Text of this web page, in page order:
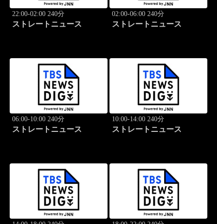
22:00-02:00 240分
ストレートニュース
02:00-06:00 240分
ストレートニュース
06:00-10:00 240分
ストレートニュース
10:00-14:00 240分
ストレートニュース